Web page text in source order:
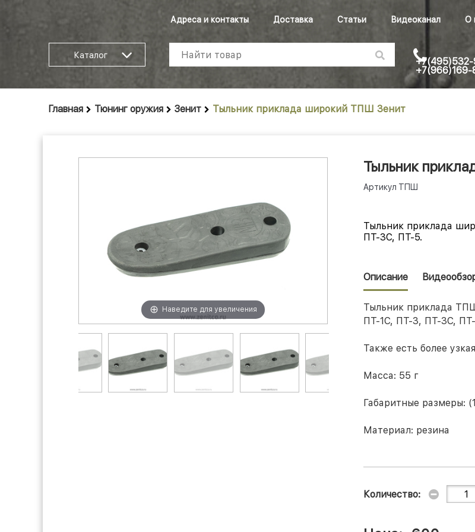
Адреса и контакты Доставка Статьи Видеоканал О
Каталог
+7(966)169-
Главная Тюнинг оружия Зенит Тыльник приклада широкий ТПШ Зенит
Наведите для увеличения
Тыльник
Артикул ТПШ
Тыльник приклада
ПТ-3С, ПТ-5.
Описание
Тыльник приклада
ПТ-1С, ПТ-3, ПТ-3С,
Также есть более
Масса: 55 г
Габаритные размеры:
Материал: резина
Количество: